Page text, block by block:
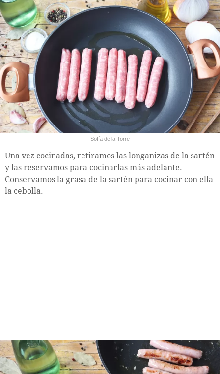
Sofía de la Torre
Una vez cocinadas, retiramos las longanizas de la sartén
y las reservamos para cocinarlas más adelante.
Conservamos la grasa de la sartén para cocinar con ella
la cebolla.